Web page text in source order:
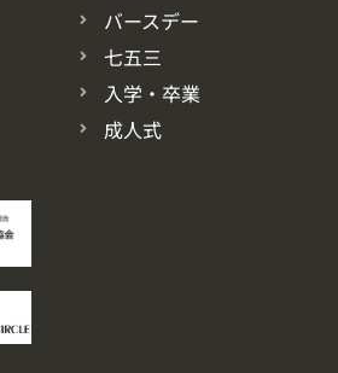
バースデー
七五三
入学・卒業
成人式